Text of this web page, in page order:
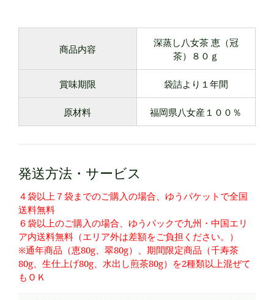
商品内容
深蒸し八女茶 恵（冠
茶）８０ｇ
賞味期限 袋詰より１年間
原材料 福岡県八女産１００％
発送方法・サービス
４袋以上７袋までのご購入の場合、ゆうパケットで全国
送料無料
６袋以上のご購入の場合、ゆうパックで九州・中国エリ
ア内送料無料（エリア外は差額をご負担ください。）
※通年商品（恵80g、翠80g）、期間限定商品（千寿茶
80g、生仕上げ80g、水出し煎茶80g）を2種類以上混ぜて
もＯＫ